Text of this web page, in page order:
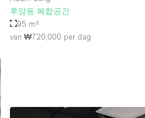
후암동 복합공간
95 m²
van ₩720,000 per dag